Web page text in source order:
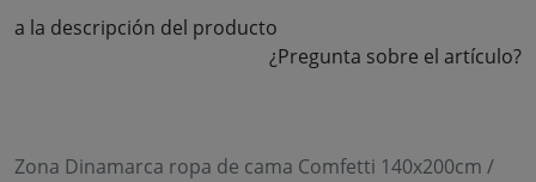
a la descripción del producto
¿Pregunta sobre el artículo?
Zona Dinamarca ropa de cama Comfetti 140x200cm /